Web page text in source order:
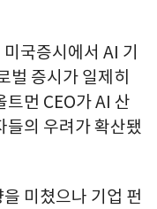
국증시에서 AI 기
벌 증시가 일제히
먼 CEO가 AI 산
들의 우려가 확산됐
미쳤으나 기업 펀